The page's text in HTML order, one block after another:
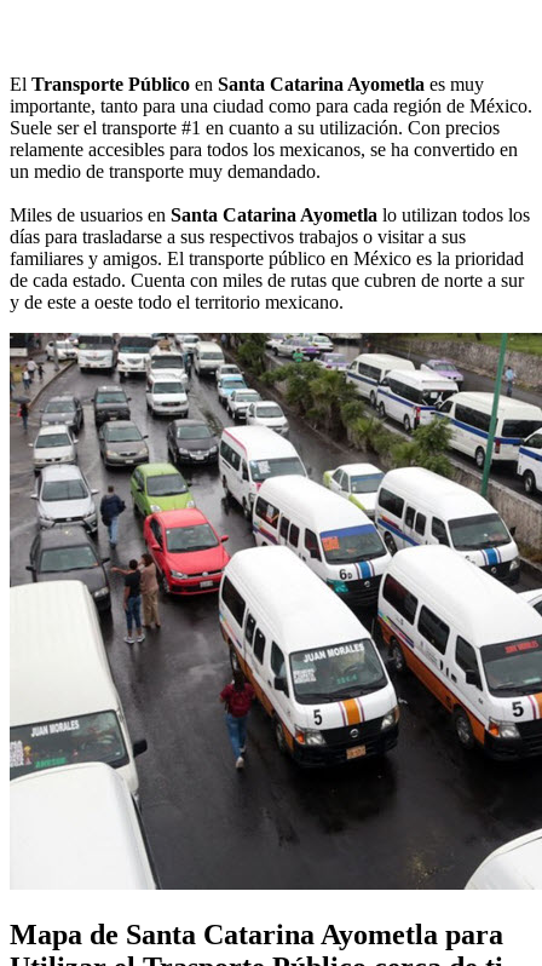
El Transporte Público en Santa Catarina Ayometla es muy
importante, tanto para una ciudad como para cada región de México.
Suele ser el transporte #1 en cuanto a su utilización. Con precios
relamente accesibles para todos los mexicanos, se ha convertido en
un medio de transporte muy demandado.
Miles de usuarios en Santa Catarina Ayometla lo utilizan todos los
días para trasladarse a sus respectivos trabajos o visitar a sus
familiares y amigos. El transporte público en México es la prioridad
de cada estado. Cuenta con miles de rutas que cubren de norte a sur
y de este a oeste todo el territorio mexicano.
Mapa de Santa Catarina Ayometla para